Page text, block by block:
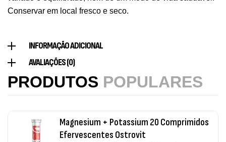
Conservar em local fresco e seco.
INFORMAÇÃO ADICIONAL
AVALIAÇÕES (0)
PRODUTOS POPULARES
Ostrovit
Saúde Óssea, Suplementos
Vitamin D3 + K2 90 Comprimidos Ostrovit
Saúde Óssea,Suplementos
7,50€
Magnesium + Potassium 20 Comprimidos
Efervescentes Ostrovit